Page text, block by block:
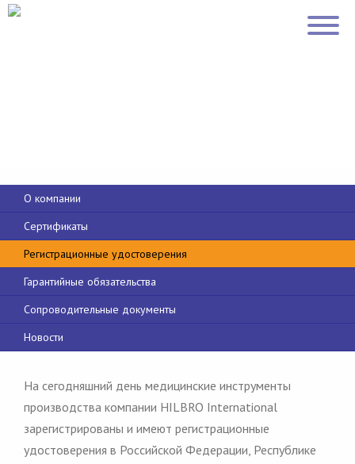
О компании
Сертификаты
Регистрационные удостоверения
Гарантийные обязательства
Сопроводительные документы
Новости
На сегодняшний день медицинские инструменты
производства компании HILBRO International
зарегистрированы и имеют регистрационные
удостоверения в Российской Федерации, Республике